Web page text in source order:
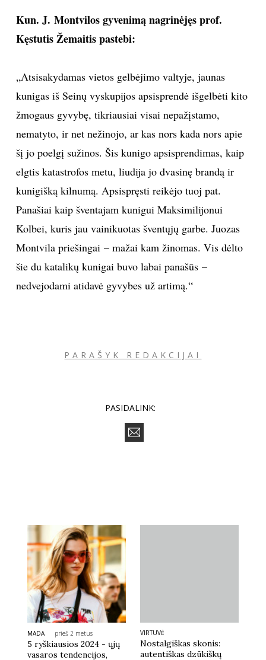
Kun. J. Montvilos gyvenimą nagrinėjęs prof.
Kęstutis Žemaitis pastebi:
„Atsisakydamas vietos gelbėjimo valtyje, jaunas
kunigas iš Seinų vyskupijos apsisprendė išgelbėti kito
žmogaus gyvybę, tikriausiai visai nepažįstamo,
nematyto, ir net nežinojo, ar kas nors kada nors apie
šį jo poelgį sužinos. Šis kunigo apsisprendimas, kaip
elgtis katastrofos metu, liudija jo dvasinę brandą ir
kunigišką kilnumą. Apsispręsti reikėjo tuoj pat.
Panašiai kaip šventajam kunigui Maksimilijonui
Kolbei, kuris jau vainikuotas šventųjų garbe. Juozas
Montvila priešingai – mažai kam žinomas. Vis dėlto
šie du katalikų kunigai buvo labai panašūs –
nedvejodami atidavė gyvybes už artimą.“
PARAŠYK REDAKCIJAI
PASIDALINK:
MADA prieš 2 metus
5 ryškiausios 2024 - ųjų
vasaros tendencijos,
VIRTUVĖ
Nostalgiškas skonis:
autentiškas dzūkiškų